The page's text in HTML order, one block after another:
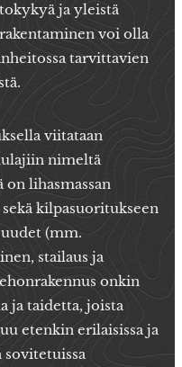
ja yleistä
voi olla
tarvittavien
viitataan
nimeltä
on lihasmassan
kilpasuoritukseen
(mm.
stailaus ja
onkin
ja taidetta, joista
etenkin erilaisissa ja